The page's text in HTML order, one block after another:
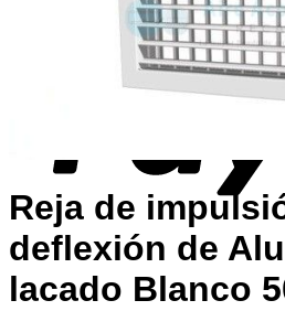
Reja de
deflexión de
lacado Blanco